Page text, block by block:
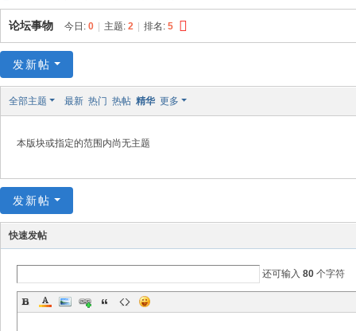
白
黑
坛
论坛事物 今日: 0 主题: 2 排名: 5
发新帖
全部主题 最新 热门 热帖 精华 更多
本版块或指定的范围内尚无主题
发新帖
快速发帖
还可输入 80 个字符